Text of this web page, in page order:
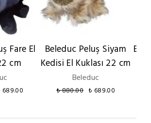
Fare El
cm
689.00
Beleduc Peluş Siyam
Kedisi El Kuklası 22 cm
Beleduc
₺ 880.00 ₺ 689.00